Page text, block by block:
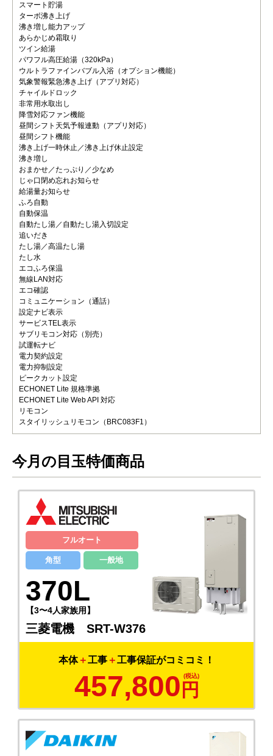
スマート貯湯
ターボ沸き上げ
沸き増し能力アップ
あらかじめ霜取り
ツイン給湯
パワフル高圧給湯（320kPa）
ウルトラファインバブル入浴（オプション機能）
気象警報緊急沸き上げ（アプリ対応）
チャイルドロック
非常用水取出し
降雪対応ファン機能
昼間シフト天気予報連動（アプリ対応）
昼間シフト機能
沸き上げ一時休止／沸き上げ休止設定
沸き増し
おまかせ／たっぷり／少なめ
じゃ口閉め忘れお知らせ
給湯量お知らせ
ふろ自動
自動保温
自動たし湯／自動たし湯入切設定
追いだき
たし湯／高温たし湯
たし水
エコふろ保温
無線LAN対応
エコ確認
コミュニケーション（通話）
設定ナビ表示
サービスTEL表示
サブリモコン対応（別売）
試運転ナビ
電力契約設定
電力抑制設定
ピークカット設定
ECHONET Lite 規格準拠
ECHONET Lite Web API 対応
リモコン
スタイリッシュリモコン（BRC083F1）
今月の目玉特価商品
フルオート
角型 一般地
370L
【3〜4人家族用】
三菱電機 SRT-W376
本体＋工事 ＋工事保証がコミコミ！
457,800 円